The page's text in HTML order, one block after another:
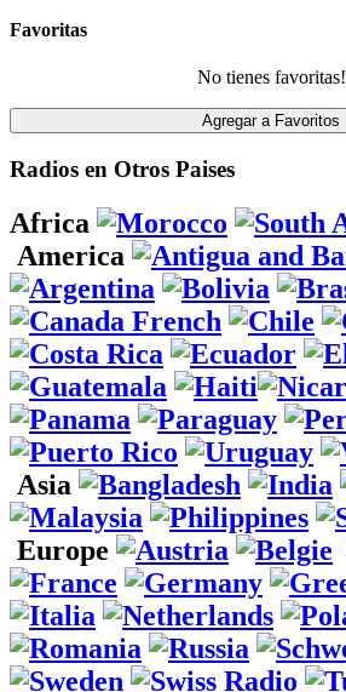
Favoritas
No tienes favoritas!
Radios en Otros Paises
Africa
America
Asia
Europe